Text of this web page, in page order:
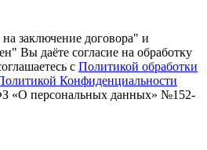
заключение договора" и
Вы даёте согласие на обработку
с Политикой обработки
Конфиденциальности
«О персональных данных» №152-